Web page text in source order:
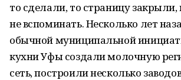
то сделали, то страницу
не вспоминать. Несколько лет
обычной муниципальной
кухни Уфы создали молочную
сеть, построили несколько